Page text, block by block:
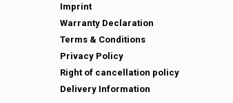
Imprint
Warranty Declaration
Terms & Conditions
Privacy Policy
Right of cancellation policy
Delivery Information